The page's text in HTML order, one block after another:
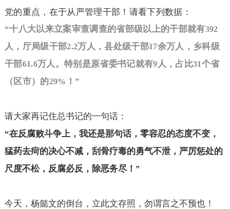
党的重点，在于从严管理干部！请看下列数据：
“十八大以来立案审查调查的省部级以上的干部就有392
人，厅局级干部2.2万人，县处级干部17余万人，乡科级
干部61.6万人。特别是原省委书记就有9 人，占比31个省
（区市）的29% ！”
请大家再记住总书记的一句话：
“在反腐败斗争上，我还是那句话，零容忍的态度不变，
猛药去疴的决心不减，刮骨疗毒的勇气不泄，严厉惩处的
尺度不松，反腐必反，除恶务尽！ ”
今天，杨懿文的倒台，立此文存照，勿谓言之不预也！